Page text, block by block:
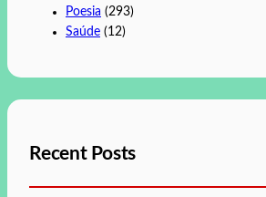
Poesia (293)
Saúde (12)
Recent Posts